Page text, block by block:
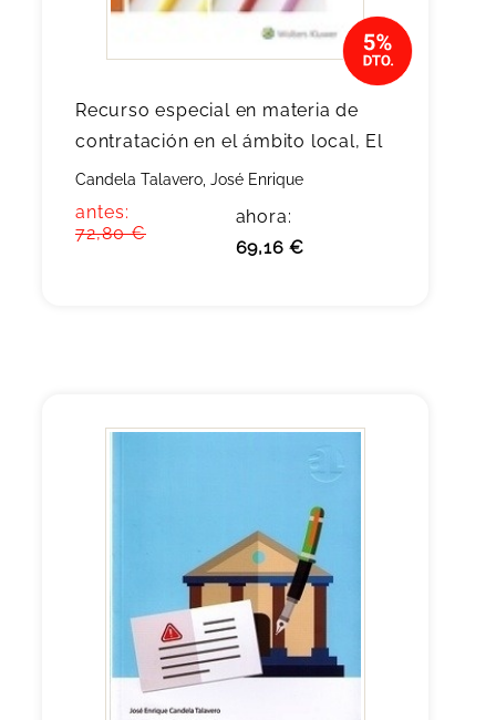
Recurso especial en materia de
contratación en el ámbito local, El
Candela Talavero, José Enrique
antes:
72,80 €
ahora:
69,16 €